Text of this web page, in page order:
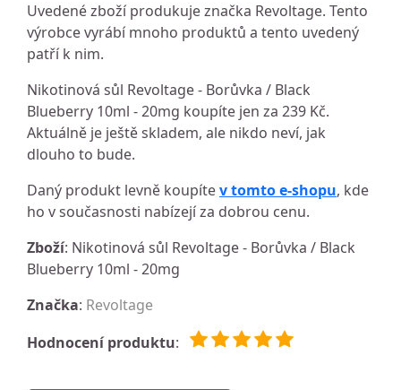
Uvedené zboží produkuje značka Revoltage. Tento
výrobce vyrábí mnoho produktů a tento uvedený
patří k nim.
Nikotinová sůl Revoltage - Borůvka / Black
Blueberry 10ml - 20mg koupíte jen za 239 Kč.
Aktuálně je ještě skladem, ale nikdo neví, jak
dlouho to bude.
Daný produkt levně koupítev tomto e-shopu, kde
ho v současnosti nabízejí za dobrou cenu.
Zboží: Nikotinová sůl Revoltage - Borůvka / Black
Blueberry 10ml - 20mg
Značka: Revoltage
Hodnocení produktu: